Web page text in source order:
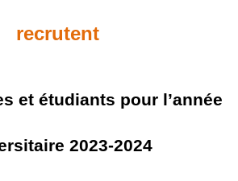
recrutent
et étudiants pour l’année
2023-2024